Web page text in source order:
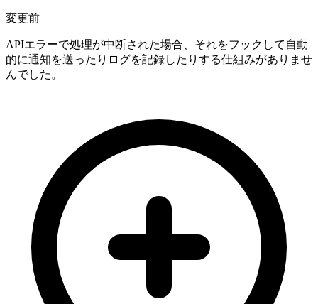
変更前
APIエラーで処理が中断された場合、それをフックして自動
的に通知を送ったりログを記録したりする仕組みがありませ
んでした。